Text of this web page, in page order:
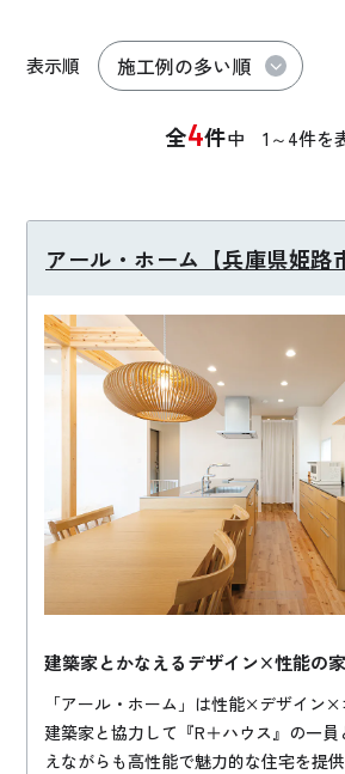
表示順
全4件中1～4件を
アール・ホーム【兵庫県姫路
建築家とかなえるデザイン×性能の家
「アール・ホーム」は性能×デザイン×
建築家と協力して『R＋ハウス』の一
えながらも高性能で魅力的な住宅を提